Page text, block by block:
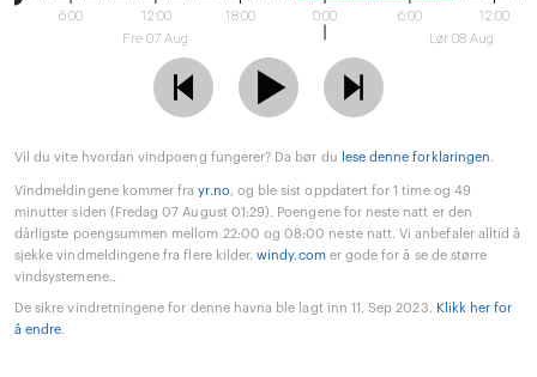
6:00
12:00
Fre 07 Aug
18:00 0:00 6:00
12:00
Lør 08 Aug
Vil du vite hvordan vindpoeng fungerer? Da bør du lese denne forklaringen.
Vindmeldingene kommer frayr.no, og ble sist oppdatert for 1 time og 49
minutter siden (Fredag 07 August 01:29). Poengene for neste natt er den
dårligste poengsummen mellom 22:00 og 08:00 neste natt. Vi anbefaler alltid å
sjekke vindmeldingene fra flere kilder.windy.comer gode for å se de større
vindsystemene..
De sikre vindretningene for denne havna ble lagt inn 11. Sep 2023. Klikk her for
å endre.